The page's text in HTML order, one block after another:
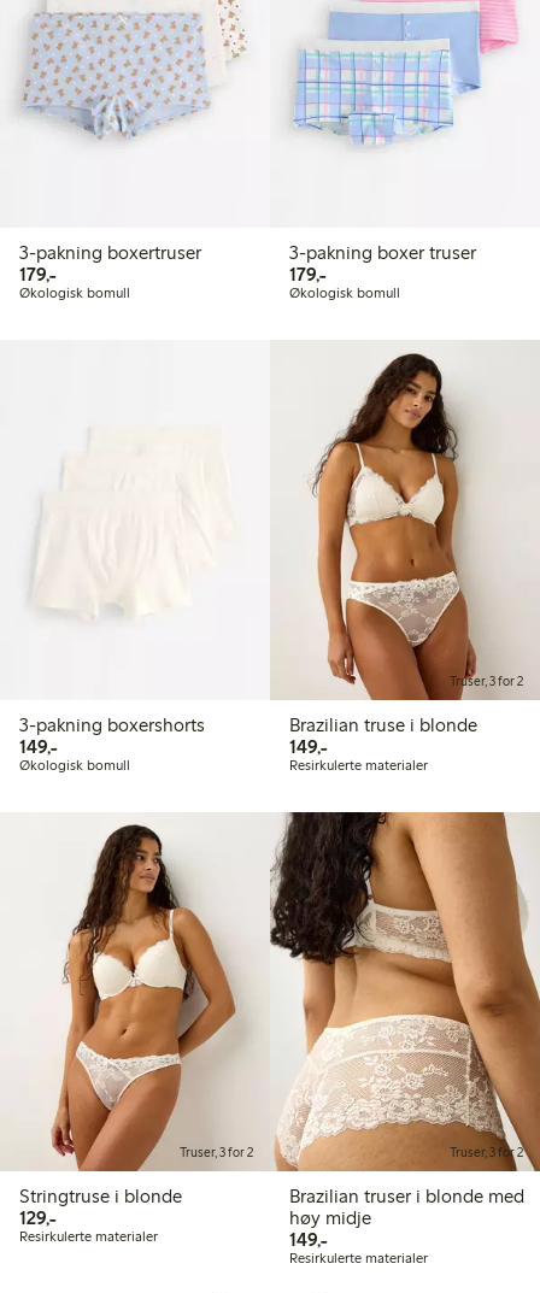
3-pakning boxertruser
179,-179,00 kr
Økologisk bomull
3-pakning boxer truser
179,-179,00 kr
Økologisk bomull
3-pakning boxershorts
149,-149,00 kr
Økologisk bomull
Truser, 3 for 2
Brazilian truse i blonde
149,-149,00 kr
Resirkulerte materialer
Truser, 3 for 2
Stringtruse i blonde
129,-129,00 kr
Resirkulerte materialer
Truser, 3 for 2
Brazilian truser i blonde med
høy midje
149,-149,00 kr
Resirkulerte materialer